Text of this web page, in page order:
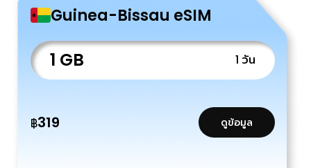
Guinea-Bissau eSIM
1 GB 1 วัน
฿319 ดูข้อมูล